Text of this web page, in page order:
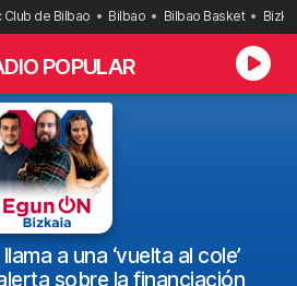
Club de Bilbao Bilbao Bilbao Basket
POPULAR
a una ‘vuelta al cole’
sobre la financiación